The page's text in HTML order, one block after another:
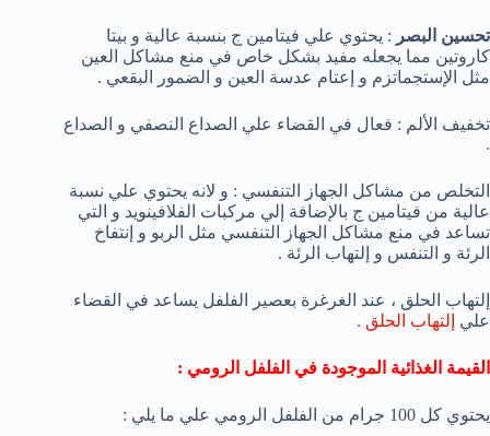
تحسين البصر : يحتوي علي فيتامين ج بنسبة عالية و بيتا
كاروتين مما يجعله مفيد بشكل خاص في منع مشاكل العين
مثل الإستجماتزم و إعتام عدسة العين و الضمور البقعي .
تخفيف الألم : فعال في القضاء علي الصداع النصفي و الصداع
.
التخلص من مشاكل الجهاز التنفسي : و لانه يحتوي علي نسبة
عالية من فيتامين ج بالإضافة إلي مركبات الفلافينويد و التي
تساعد في منع مشاكل الجهاز التنفسي مثل الربو و إنتفاخ
الرئة و التنفس و إلتهاب الرئة .
إلتهاب الحلق ، عند الغرغرة بعصير الفلفل يساعد في القضاء
علي إلتهاب الحلق .
القيمة الغذائية الموجودة في الفلفل الرومي :
يحتوي كل 100 جرام من الفلفل الرومي علي ما يلي :